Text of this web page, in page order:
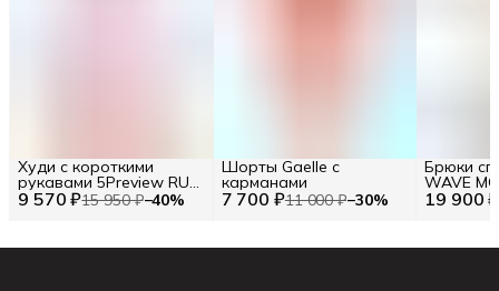
9 570 ₽15 950 ₽−40%
Худи с короткими
рукавами 5Preview RU
42 / EU 36 / XS 7 700 ₽11 000 ₽−30%
Шорты Gaelle с
карманами
19 900 ₽
Брюки
WAVE